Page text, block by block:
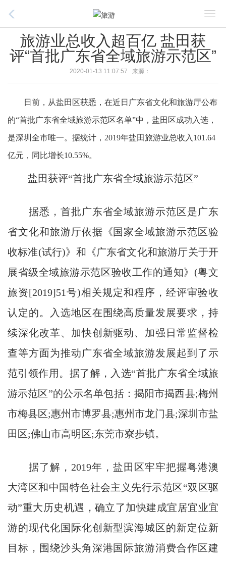
o
旅游业总收入超百亿 盐田获
评“首批广东省全域旅游示范区”
2020-01-13 11:07:57 来源：
日前，从盐田区获悉，在近日广东省文化和旅游厅公布
的“首批广东省全域旅游示范区名单”中，盐田区成功入选，
是深圳全市唯一。据统计，2019年盐田旅游业总收入101.64
亿元，同比增长10.55%。
盐田获评“首批广东省全域旅游示范区”
据悉，首批广东省全域旅游示范区是广东
省文化和旅游厅依据《国家全域旅游示范区验
收标准(试行)》和《广东省文化和旅游厅关于开
展省级全域旅游示范区验收工作的通知》(粤文
旅资[2019]51号)相关规定和程序，经评审验收
认定的。入选地区在围绕高质量发展要求，持
续深化改革、加快创新驱动、加强日常监督检
查等方面为推动广东省全域旅游发展起到了示
范引领作用。据了解，入选“首批广东省全域旅
游示范区”的公示名单包括：揭阳市揭西县;梅州
市梅县区;惠州市博罗县;惠州市龙门县;深圳市盐
田区;佛山市高明区;东莞市寮步镇。
据了解，2019年，盐田区牢牢把握粤港澳
大湾区和中国特色社会主义先行示范区“双区驱
动”重大历史机遇，确立了加快建成宜居宜业宜
游的现代化国际化创新型滨海城区的新定位新
目标，围绕沙头角深港国际旅游消费合作区建